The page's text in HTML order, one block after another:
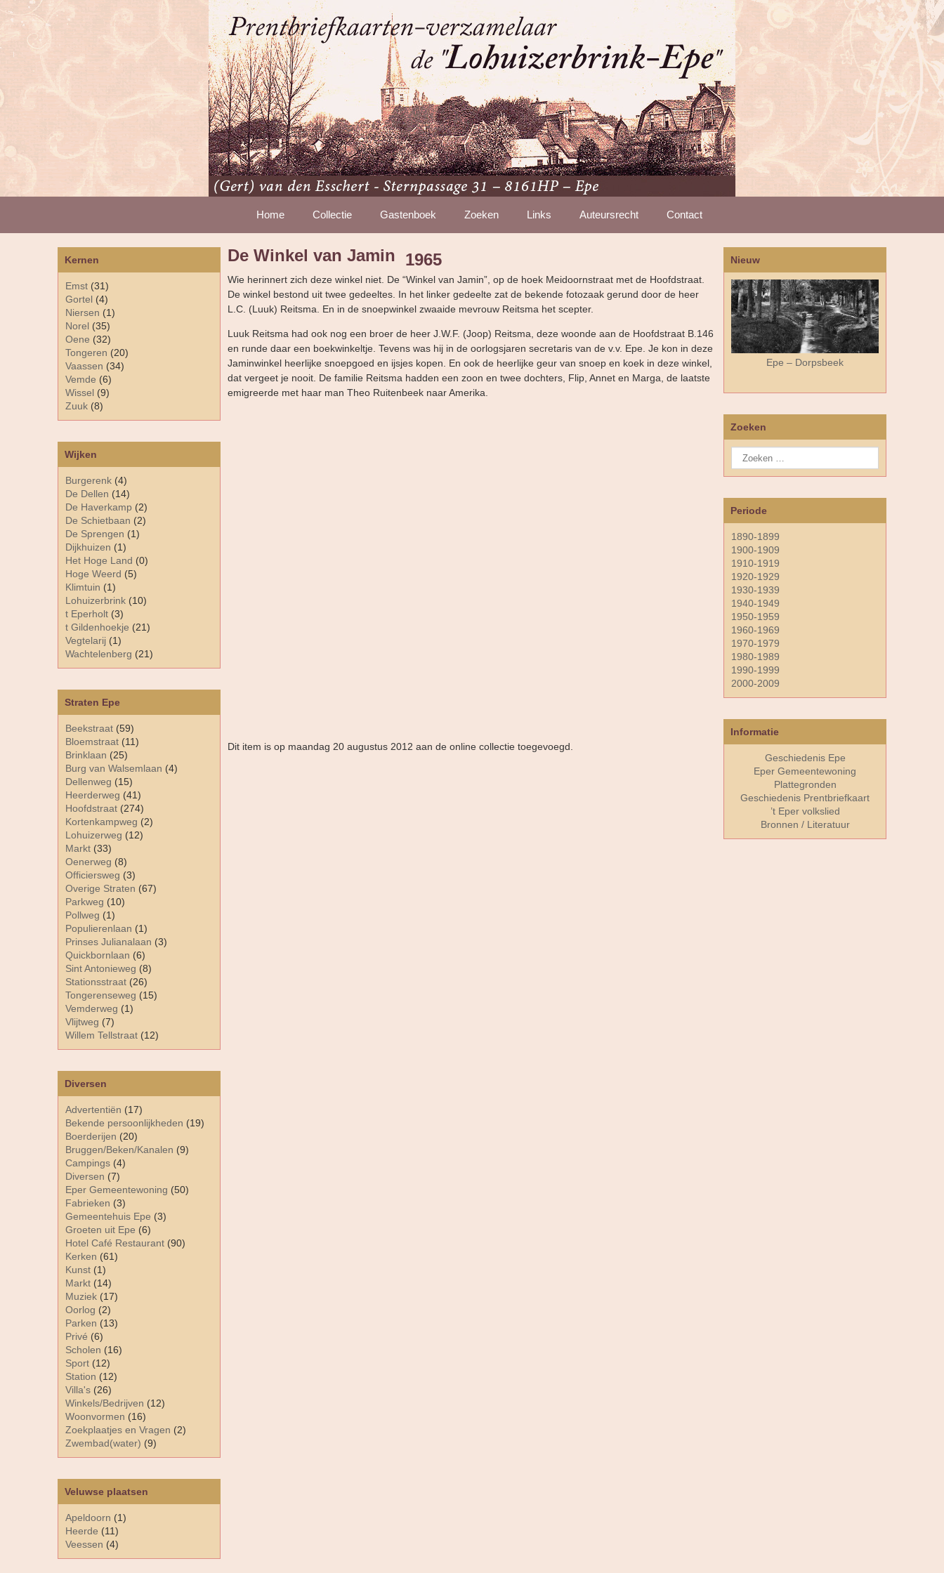
Home Collectie Gastenboek Zoeken Links Auteursrecht Contact
Diversen
Advertentiën (17)
Bekende persoonlijkheden (19)
Boerderijen (20)
Bruggen/Beken/Kanalen (9)
Campings (4)
Diversen (7)
Eper Gemeentewoning (50)
Fabrieken (3)
Gemeentehuis Epe (3)
Groeten uit Epe (6)
Hotel Café Restaurant (90)
Kerken (61)
Kunst (1)
Markt (14)
Muziek (17)
Oorlog (2)
Parken (13)
Privé (6)
Scholen (16)
Sport (12)
Station (12)
Villa's (26)
Winkels/Bedrijven (12)
Woonvormen (16)
Zoekplaatjes en Vragen (2)
Zwembad(water) (9)
Kernen
Emst (31)
Gortel (4)
Niersen (1)
Norel (35)
Oene (32)
Tongeren (20)
Vaassen (34)
Vemde (6)
Wissel (9)
Zuuk (8)
Straten Epe
Beekstraat (59)
Bloemstraat (11)
Brinklaan (25)
Burg van Walsemlaan (4)
Dellenweg (15)
Heerderweg (41)
Hoofdstraat (274)
Kortenkampweg (2)
Lohuizerweg (12)
Markt (33)
Oenerweg (8)
Officiersweg (3)
Overige Straten (67)
Parkweg (10)
Pollweg (1)
Populierenlaan (1)
Prinses Julianalaan (3)
Quickbornlaan (6)
Sint Antonieweg (8)
Stationsstraat (26)
Tongerenseweg (15)
Vemderweg (1)
Vlijtweg (7)
Willem Tellstraat (12)
Veluwse plaatsen
Apeldoorn (1)
Heerde (11)
Veessen (4)
Wijken
Burgerenk (4)
De Dellen (14)
De Haverkamp (2)
De Schietbaan (2)
De Sprengen (1)
Dijkhuizen (1)
Het Hoge Land (0)
Hoge Weerd (5)
Klimtuin (1)
Lohuizerbrink (10)
t Eperholt (3)
t Gildenhoekje (21)
Vegtelarij (1)
Wachtelenberg (21)
De Winkel van Jamin 1965
Wie herinnert zich deze winkel niet. De “Winkel van Jamin”, op de hoek Meidoornstraat met de Hoofdstraat.
De winkel bestond uit twee gedeeltes. In het linker gedeelte zat de bekende fotozaak gerund door de heer
L.C. (Luuk) Reitsma. En in de snoepwinkel zwaaide mevrouw Reitsma het scepter.
Luuk Reitsma had ook nog een broer de heer J.W.F. (Joop) Reitsma, deze woonde aan de Hoofdstraat B.146
en runde daar een boekwinkeltje. Tevens was hij in de oorlogsjaren secretaris van de v.v. Epe. Je kon in deze
Jaminwinkel heerlijke snoepgoed en ijsjes kopen. En ook de heerlijke geur van snoep en koek in deze winkel,
dat vergeet je nooit. De familie Reitsma hadden een zoon en twee dochters, Flip, Annet en Marga, de laatste
emigreerde met haar man Theo Ruitenbeek naar Amerika.
Dit item is op maandag 20 augustus 2012 aan de online collectie toegevoegd.
Nieuw
Epe – Dorpsbeek
Zoeken
Periode
1890-1899
1900-1909
1910-1919
1920-1929
1930-1939
1940-1949
1950-1959
1960-1969
1970-1979
1980-1989
1990-1999
2000-2009
Informatie
Geschiedenis Epe
Eper Gemeentewoning
Plattegronden
Geschiedenis Prentbriefkaart
’t Eper volkslied
Bronnen / Literatuur